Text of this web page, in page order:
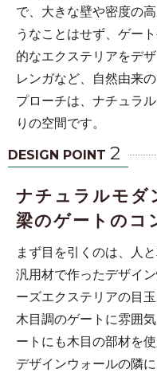
で、大きな壁や密度の
うなことはせず、ゲー
的なエクステリアをデ
レンガなど、自然由来
プローチは、ナチュラ
りの空間です。
DESIGN POINT 2
ナチュラルモダ
梁のゲートのコ
まず目を引くのは、人
汎用材で作ったデザイ
ーズエクステリアの目
木目調のゲートに雰囲
ートにも木目の部材を
デザインウォールの隣